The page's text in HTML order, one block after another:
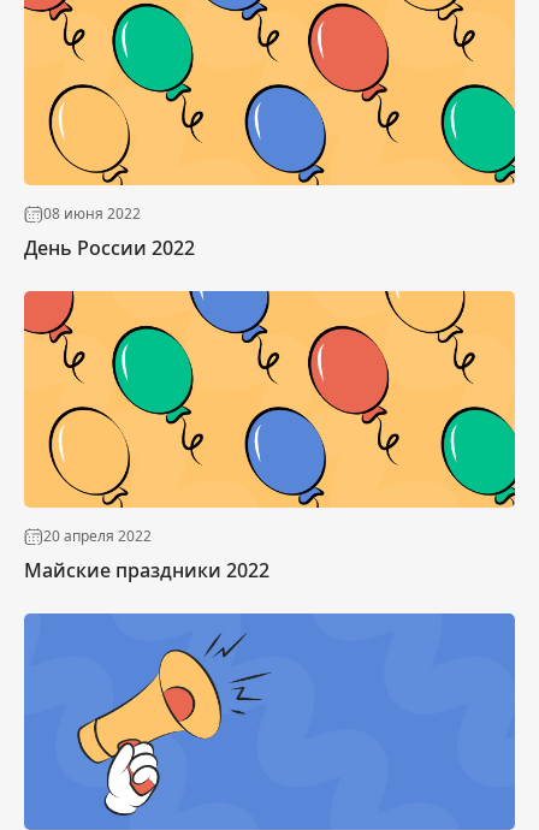
08 июня 2022
День России 2022
20 апреля 2022
Майские праздники 2022